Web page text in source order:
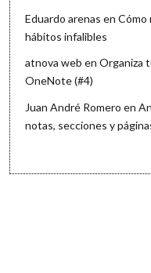
Eduardo arenas enCómo
hábitos infalibles
atnova web enOrganiza
OneNote (#4)
Juan André Romero en
notas, secciones y